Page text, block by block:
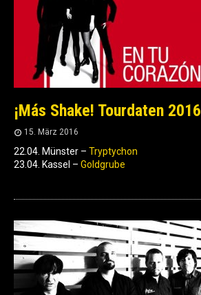
¡Más Shake! Tourdaten 2016
15. März 2016
22.04. Münster – Tryptychon
23.04. Kassel – Goldgrube